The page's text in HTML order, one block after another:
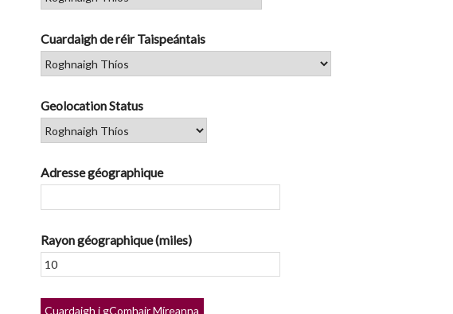
Cuardaigh de réir Taispeántais
Geolocation Status
Adresse géographique
Rayon géographique (miles)